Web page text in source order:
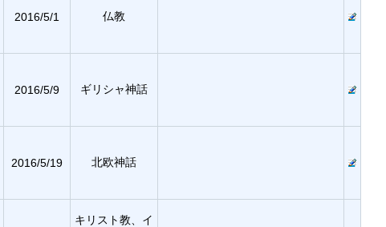
2016/5/1 仏教
2016/5/9 ギリシャ神話
2016/5/19 北欧神話
キリスト教、イ